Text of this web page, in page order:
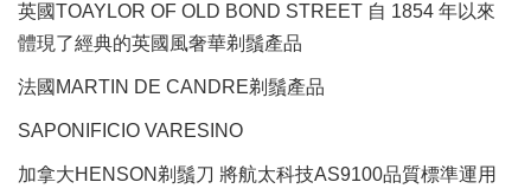
英國TOAYLOR OF OLD BOND STREET 自 1854 年以來
體現了經典的英國風奢華剃鬚產品
法國MARTIN DE CANDRE剃鬚產品
SAPONIFICIO VARESINO
加拿大HENSON剃鬚刀 將航太科技AS9100品質標準運用